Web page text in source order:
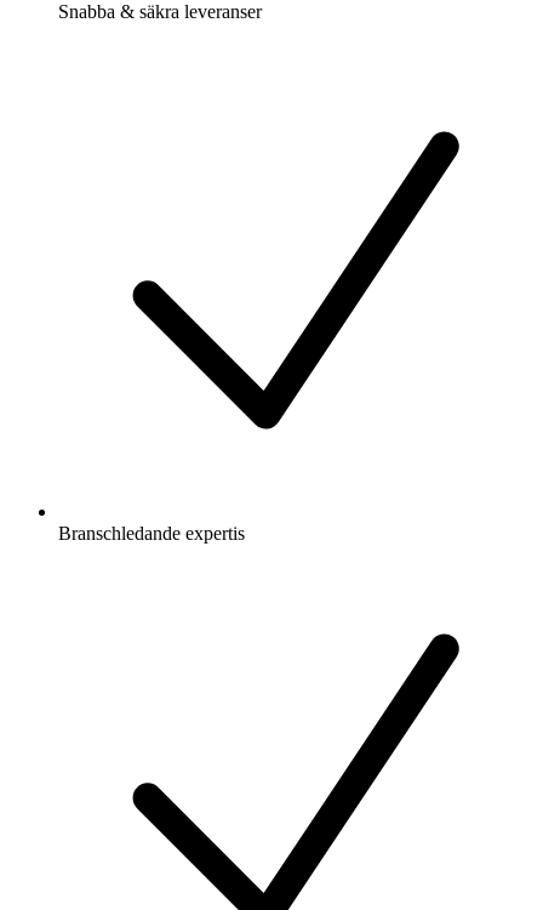
Snabba & säkra leveranser
Branschledande expertis